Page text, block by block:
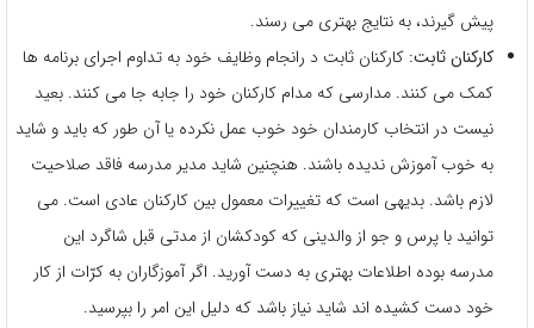
پیش گیرند، به نتایج بهتری می رسند.
کارکنان ثابت: کارکنان ثابت د رانجام وظایف خود به تداوم اجرای برنامه ها
کمک می کنند. مدارسی که مدام کارکنان خود را جابه جا می کنند. بعید
نیست در انتخاب کارمندان خود خوب عمل نکرده یا آن طور که باید و شاید
به خوب آموزش ندیده باشند. هنچنین شاید مدیر مدرسه فاقد صلاحیت
لازم باشد. بدیهی است که تغییرات معمول بین کارکنان عادی است. می
توانید با پرس و جو از والدینی که کودکشان از مدتی قبل شاگرد این
مدرسه بوده اطلاعات بهتری به دست آورید. اگر آموزگاران به کرّات از کار
خود دست کشیده اند شاید نیاز باشد که دلیل این امر را بپرسید.